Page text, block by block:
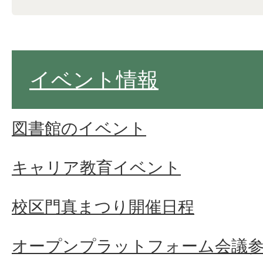
イベント情報
図書館のイベント
キャリア教育イベント
校区門真まつり開催日程
オープンプラットフォーム会議